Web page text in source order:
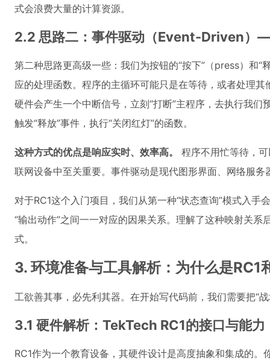
式会浪费大量的计算资源。
2.2 思路二：事件驱动（Event-Driven）
第二种思路更高级一些：我们为按钮的“按下”（press）和“
应的处理函数。程序的主循环可能只是在等待，或者处理
硬件会产生一个中断信号，立刻“打断”主程序，去执行我们
触发“释放”事件，执行“关闭红灯”的函数。
这种方式的优点是响应实时、效率高。
程序不用忙等待，
联网设备中至关重要。事件驱动是现代图形界面、网络服
对于RC1这个入门项目，我们从第一种“状态查询”模式入手
“输出动作”之间一一对应的因果关系。理解了这种映射关
式。
3. 环境准备与工具解析：为什么是RC1
工欲善其事，必先利其器。在开始写代码前，我们需要把“
3.1 硬件解析：TekTech RC1的接口与能力
RC1作为一个教育设备，其硬件设计是高度抽象和集成的